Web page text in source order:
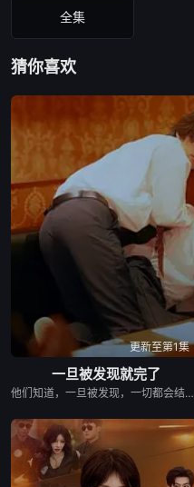
全集
猜你喜欢
更新至第1集
一旦被发现就完了
他们知道，一旦被发现，一切都会结束。 &nbsp; &nbsp; &nbsp; &nbsp; &nbsp; &nbsp; &nbsp; &nbsp; &nbsp; &nbsp; &nbsp; &nbsp; &nbsp; &nbsp; &nbsp; &nbsp; &nbsp; &nbsp; &nbsp; &nbsp; &nbsp; &nbsp; &nbsp; &nbsp; &nbsp; &nbsp; &nbsp; &nbsp; &nbsp; &nbsp; &nbsp; &nbsp; &nbsp; &nbsp; &nbsp; 一对高中情侣努力守护他们的秘密恋情， &nbsp; &nbsp; &nbsp; &nbsp; &nbsp; &nbsp; &nbsp; &nbsp; &nbsp; &nbsp; &nbsp; &nbsp; &nbsp; &nbsp; &nbsp; &nbsp; &nbsp; &nbsp; &nbsp; &nbsp; &nbsp; &nbsp; &nbsp; &nbsp; &nbsp; &nbsp; &nbsp; &nbsp; &nbsp; &nbsp; &nbsp; &nbsp; &nbsp; &nbsp; &nbsp; 在嫉妒、误解和被发现的恐惧中艰难前行。 &nbsp; &nbsp; &nbsp; &nbsp; &nbsp; &nbsp; &nbsp; &nbsp; &nbsp; &nbsp; &nbsp; &nbsp; &nbsp; &nbsp; &nbsp; &nbsp; &nbsp; &nbsp; &nbsp; &nbsp; &nbsp; &nbsp; &nbsp; &nbsp; &nbsp; &nbsp; &nbsp; &nbsp; &nbsp; &nbsp; &nbsp; &nbsp; &nbsp; &nbsp; &nbsp; 他们的爱情始于学校空无一人的体育器材室。 &nbsp; &nbsp; &nbsp; &nbsp; &nbsp; &nbsp; &nbsp; &nbsp; &nbsp; &nbsp; &nbsp; &nbsp; &nbsp; &nbsp; &nbsp; &nbsp; &nbsp; &nbsp; &nbsp; &nbsp; &nbsp; &nbsp; &nbsp; &nbsp; &nbsp; &nbsp; &nbsp; &nbsp; &nbsp; &nbsp; &nbsp; &nbsp; &nbsp; &nbsp; &nbsp; 他们立下一个约定： &nbsp; &nbsp; &nbsp; &nbsp; &nbsp; &nbsp; &nbsp; &nbsp; &nbsp; &nbsp; &nbsp; &nbsp; &nbsp; &nbsp; &nbsp; &nbsp; &nbsp; &nbsp; &nbsp; &nbsp; &nbsp; &nbsp; &nbsp; &nbsp; &nbsp; &nbsp; &nbsp; &nbsp; &nbsp; &nbsp; &nbsp; &nbsp; &nbsp; &nbsp; &nbsp; 「如果有人发现我们的关系，我们就分手。」 &nbsp; &nbsp; &nbsp; &nbsp; &nbsp; &nbsp; &nbsp; &nbsp; &nbsp; &nbsp; &nbsp; &nbsp; &nbsp; &nbsp; &nbsp; &nbsp; &nbsp; &nbsp; &nbsp; &nbsp; &nbsp; &nbsp; &nbsp; &nbsp; &nbsp; &nbsp; &nbsp; &nbsp; &nbsp; &nbsp; &nbsp; &nbsp; &nbsp; &nbsp; &nbsp; 他们相爱——却不得不隐藏。 &nbsp; &nbsp; &nbsp; &nbsp; &nbsp; &nbsp; &nbsp; &nbsp; &nbsp; &nbsp; &nbsp; &nbsp; &nbsp; &nbsp; &nbsp; &nbsp; &nbsp; &nbsp; &nbsp; &nbsp; &nbsp; &nbsp; &nbsp; &nbsp; &nbsp; &nbsp; &nbsp; &nbsp; &nbsp; &nbsp; &nbsp; &nbsp; &nbsp; &nbsp; &nbsp; 一个关于两个少年在冲突、距离与脆弱中学会爱的动人成长故事。